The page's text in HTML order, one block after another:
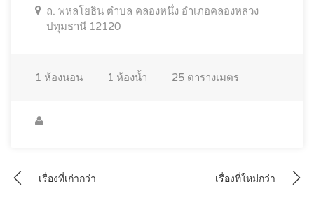
ถ. พหลโยธิน ตำบล คลองหนึ่ง อำเภอคลองหลวง
ปทุมธานี 12120
1 ห้องนอน 1 ห้องน้ำ 25 ตารางเมตร
แนะแนว
เรื่องที่เก่ากว่า เรื่องที่ใหม่กว่า